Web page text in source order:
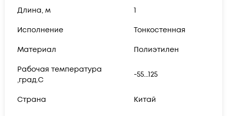
Длина, м 1
Исполнение Тонкостенная
Материал Полиэтилен
Рабочая температура
,град.C
-55...125
Страна Китай